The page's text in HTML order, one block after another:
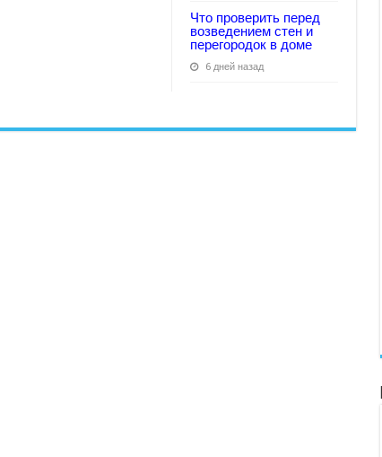
Что проверить перед
возведением стен и
перегородок в доме
6 дней назад